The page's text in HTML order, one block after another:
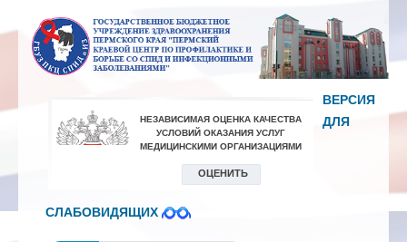
ВЕРСИЯ
ДЛЯ
СЛАБОВИДЯЩИХ